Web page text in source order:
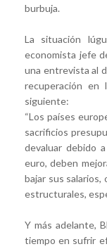
burbuja.
La situación
economista jefe
una entrevista al
recuperación en
siguiente:
“Los países
sacrificios
devaluar debido
euro, deben
bajar sus salarios,
estructurales,
Y más adelante,
tiempo en sufrir